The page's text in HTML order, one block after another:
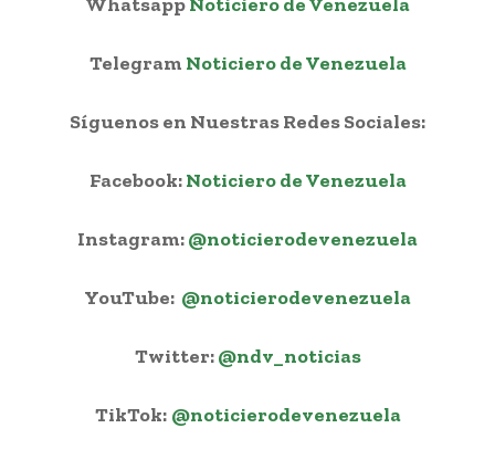
Telegram Noticiero de Venezuela
Síguenos en Nuestras Redes Sociales:
Facebook:Noticiero de Venezuela
Instagram:@noticierodevenezuela
YouTube: @noticierodevenezuela
Twitter:@ndv_noticias
TikTok: @noticierodevenezuela